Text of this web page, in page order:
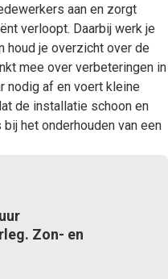
aan en zorgt
verloopt. Daarbij werk je
houd je overzicht over de
mee over verbeteringen in
nodig af en voert kleine
de installatie schoon en
het onderhouden van een
Zon- en